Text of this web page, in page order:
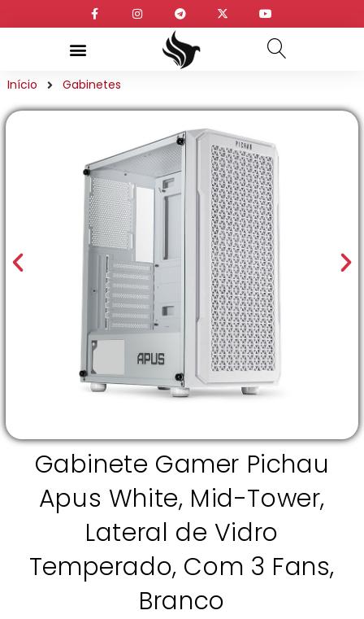
Início Gabinetes
Gabinete Gamer Pichau
Apus White, Mid-Tower,
Lateral de Vidro
Temperado, Com 3 Fans,
Branco